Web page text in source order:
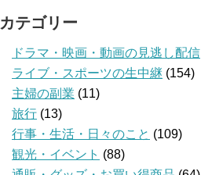
カテゴリー
ドラマ・映画・動画の見逃し配信
ライブ・スポーツの生中継 (154)
主婦の副業 (11)
旅行 (13)
行事・生活・日々のこと (109)
観光・イベント (88)